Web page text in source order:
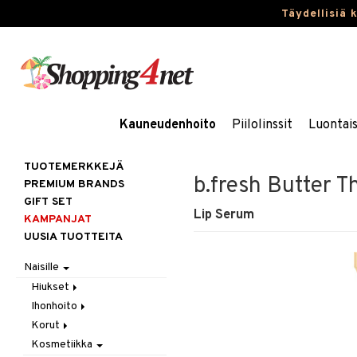
Täydellisiä
Kauneudenhoito Piilolinssit
b.fresh Butter
Lip Serum
TUOTEMERKKEJÄ
PREMIUM BRANDS
GIFT SET
KAMPANJAT
UUSIA TUOTTEITA
Naisille
Hiukset
Gift Set
Harjat / Kammat
Hiuskuurit
Ihonhoito
Aurinkotuotteet
Erikoistuotteet
Korut
Kaulakorut
Kosmetiikka